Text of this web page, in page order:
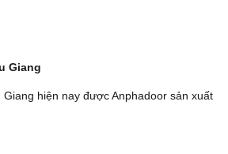
Giang
hiện nay được Anphadoor sản xuất